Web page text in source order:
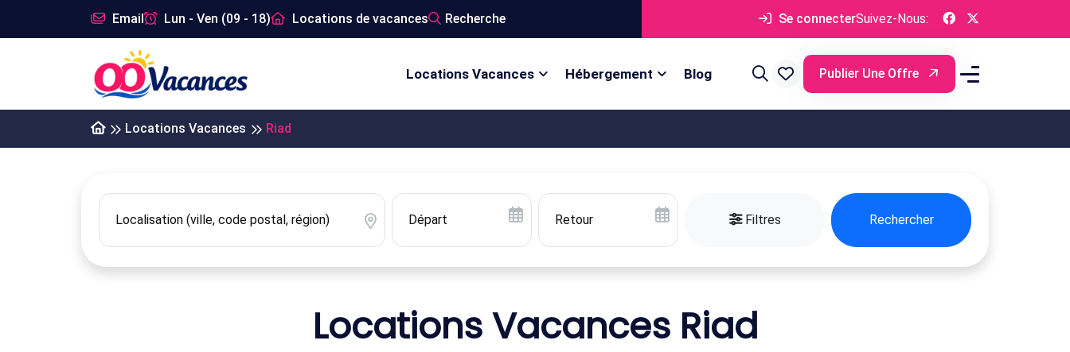
Email Lun - Ven (09 - 18) Locations de vacances Recherche Se connecterSuivez-Nous:
Locations Vacances Hébergement Blog Publier Une Offre
Locations Vacances Riad
Filtres Rechercher
Locations Vacances Riad